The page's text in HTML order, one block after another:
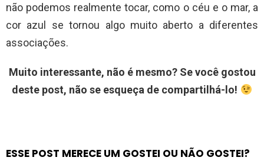
não podemos realmente tocar, como o céu e o mar, a
cor azul se tornou algo muito aberto a diferentes
associações.
Muito interessante, não é mesmo? Se você gostou
deste post, não se esqueça de compartilhá-lo!
ESSE POST MERECE UM GOSTEI OU NÃO GOSTEI?